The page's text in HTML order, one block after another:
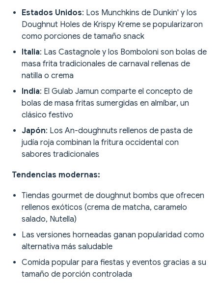
Estados Unidos: Los Munchkins de Dunkin' y los
Doughnut Holes de Krispy Kreme se popularizaron
como porciones de tamaño snack
Italia: Las Castagnole y los Bomboloni son bolas de
masa frita tradicionales de carnaval rellenas de
natilla o crema
India: El Gulab Jamun comparte el concepto de
bolas de masa fritas sumergidas en almíbar, un
clásico festivo
Japón: Los An-doughnuts rellenos de pasta de
judía roja combinan la fritura occidental con
sabores tradicionales
Tendencias modernas:
Tiendas gourmet de doughnut bombs que ofrecen
rellenos exóticos (crema de matcha, caramelo
salado, Nutella)
Las versiones horneadas ganan popularidad como
alternativa más saludable
Comida popular para fiestas y eventos gracias a su
tamaño de porción controlada